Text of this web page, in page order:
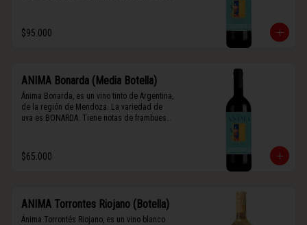
por barrica por 3 meses.
$95.000
ANIMA Bonarda (Media Botella)
Ánima Bonarda, es un vino tinto de Argentina,
de la región de Mendoza. La variedad de
uva es BONARDA. Tiene notas de frambuesa
por barrica por 3 meses.
$65.000
ANIMA Torrontes Riojano (Botella)
Ánima Torrontés Riojano, es un vino blanco